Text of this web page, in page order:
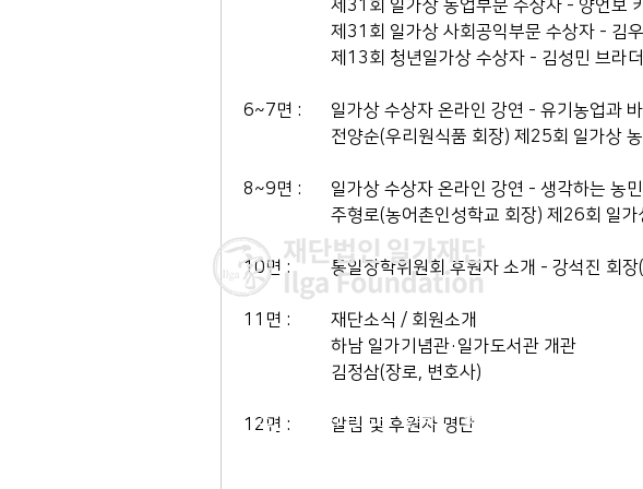
제31회 일가상 농업부문 수상자 - 양언보
제31회 일가상 사회공익부문 수상자 - 김
제13회 청년일가상 수상자 - 김성민 브라
6~7면 : 	일가상 수상자 온라인 강연 - 유기농업과
전양순(우리원식품 회장) 제25회 일가상
8~9면 : 	일가상 수상자 온라인 강연 - 생각하는
주형로(농어촌인성학교 회장) 제26회 일
10면 : 	통일장학위원회 후원자 소개 - 강석진 회
11면 : 	재단소식 / 회원소개
		하남 일가기념관·일가도서관 개관
		김정삼(장로, 변호사)
12면 : 	알림 및 후원자 명단
주 소 : 서울시 종로구 율곡로 190, 407호 (연지동, 여전
03127